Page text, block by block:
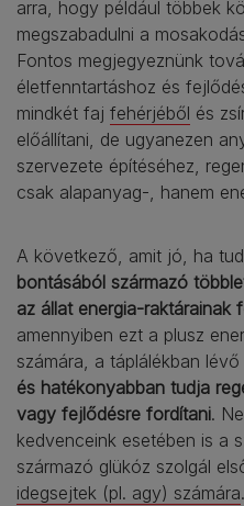
arra, hogy például többek
megszabadulni a
Fontos megjegyeznünk
életfenntartáshoz és
mindkét faj fehérjéből és
előállítani, de ugyanezen
szervezete építéséhez,
csak alapanyag-, hanem
A következő, amit jó, ha
bontásából származó
az állat energia-raktárainak
amennyiben ezt a plusz
számára, a táplálékban lévő
és hatékonyabban tudja
vagy fejlődésre fordítani.
kedvenceink esetében is a
származó glükóz szolgál
idegsejtek (pl. agy) számára.